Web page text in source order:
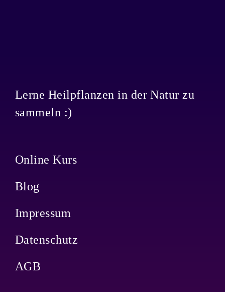
Lerne Heilpflanzen in der Natur zu
sammeln :)
Online Kurs
Blog
Impressum
Datenschutz
AGB